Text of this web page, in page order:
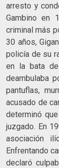
arresto y
Gambino en
criminal más
30 años,
policía de su
en la bata
deambulaba
pantuflas,
acusado de
determinó
juzgado. En
asociación
Enfrentando
declaró